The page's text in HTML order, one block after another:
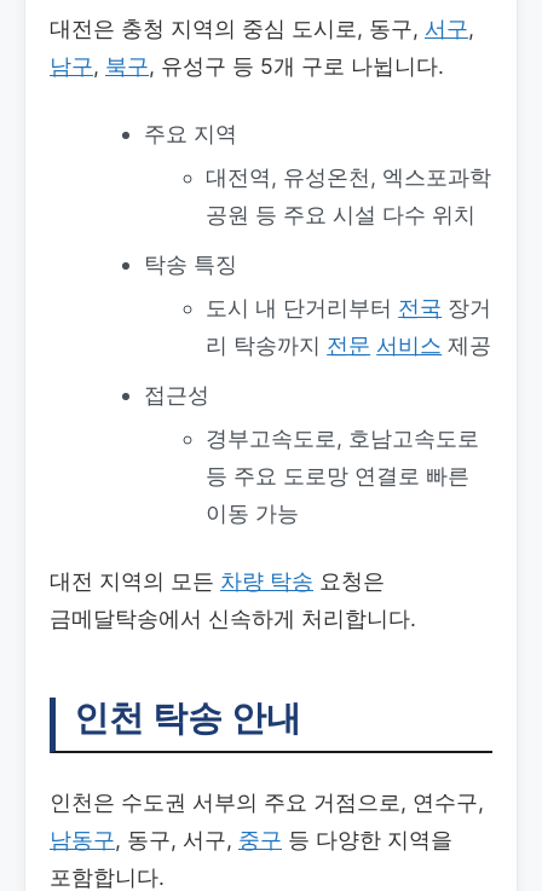
대전은 충청 지역의 중심 도시로, 동구, 서구,
남구, 북구, 유성구 등 5개 구로 나뉩니다.
주요 지역
대전역, 유성온천, 엑스포과학
공원 등 주요 시설 다수 위치
탁송 특징
도시 내 단거리부터 전국 장거
리 탁송까지 전문 서비스 제공
접근성
경부고속도로, 호남고속도로
등 주요 도로망 연결로 빠른
이동 가능
대전 지역의 모든 차량 탁송 요청은
금메달탁송에서 신속하게 처리합니다.
인천 탁송 안내
인천은 수도권 서부의 주요 거점으로, 연수구,
남동구, 동구, 서구, 중구 등 다양한 지역을
포함합니다.